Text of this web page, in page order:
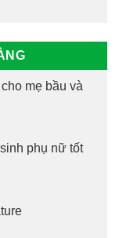
mẹ bầu và
phụ nữ tốt